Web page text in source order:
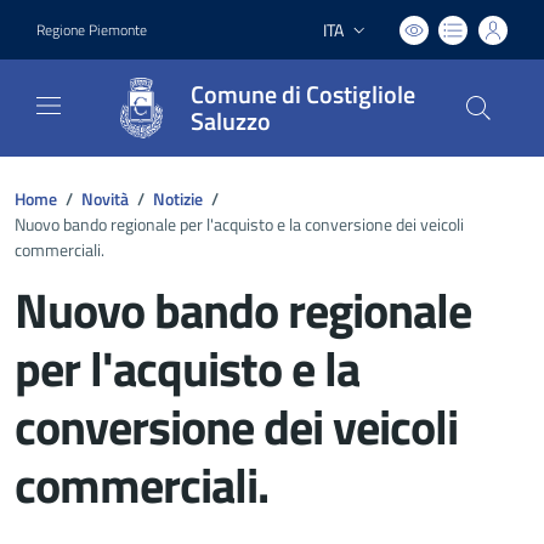
Regione Piemonte Lingua attiva:
ITA
Comune di Costigliole
Saluzzo
Home / Novità / Notizie /
Nuovo bando regionale per l'acquisto e la conversione dei veicoli
commerciali.
Nuovo bando regionale
per l'acquisto e la
conversione dei veicoli
commerciali.